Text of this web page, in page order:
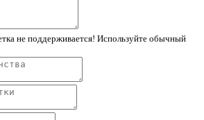
не поддерживается! Используйте обычный